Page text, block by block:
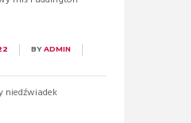
BYADMIN
niedźwiadek